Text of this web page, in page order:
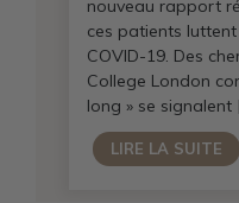
nouveau rapport
ces patients
COVID-19. Des
College London
long » se signalent
LIRE LA SUITE